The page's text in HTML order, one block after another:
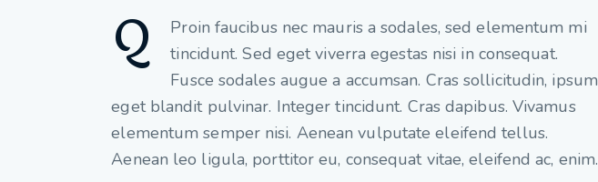
Q
Proin faucibus nec mauris a sodales, sed elementum mi
tincidunt. Sed eget viverra egestas nisi in consequat.
Fusce sodales augue a accumsan. Cras sollicitudin, ipsum
eget blandit pulvinar. Integer tincidunt. Cras dapibus. Vivamus
elementum semper nisi. Aenean vulputate eleifend tellus.
Aenean leo ligula, porttitor eu, consequat vitae, eleifend ac, enim.